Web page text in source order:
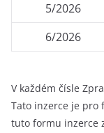
5/2026
6/2026
V každém čísle
Tato inzerce je pro
tuto formu inzerce